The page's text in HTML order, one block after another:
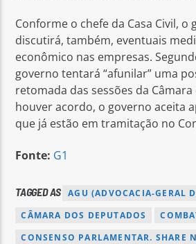
Conforme o chefe da Casa Civil,
discutirá, também, eventuais
econômico nas empresas.
governo tentará “afunilar” uma
retomada das sessões da Câmara
houver acordo, o governo aceita
que já estão em tramitação no
Fonte: G1
TAGGED AS AGU (ADVOCACIA-GERAL
CÂMARA DOS DEPUTADOS
CONSENSO PARLAMENTAR. SHARE